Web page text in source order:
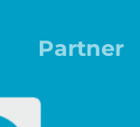
Partner